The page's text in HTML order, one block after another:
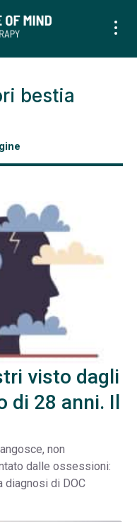
bestia
visto dagli
di 28 anni. Il
non
dalle ossessioni:
diagnosi di DOC